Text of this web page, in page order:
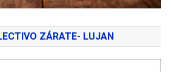
ZÁRATE- LUJAN